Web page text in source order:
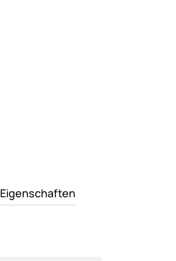
Eigenschaften